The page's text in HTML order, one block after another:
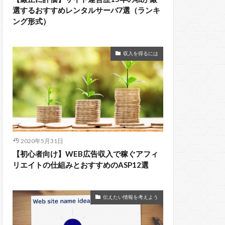
選するおすすめレンタルサーバ7選（ランキ
ング形式）
収入を得るには
2020年5月31日
【初心者向け】WEB広告収入で稼ぐアフィ
リエイトの仕組みとおすすめのASP12選
伝えたい情報を考えよう